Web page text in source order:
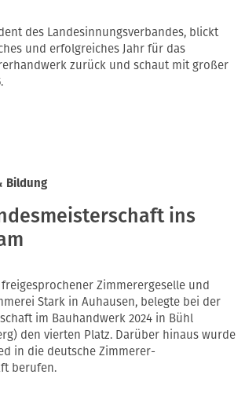
des Landesinnungsverbandes, blickt
und erfolgreiches Jahr für das
zurück und schaut mit großer
Bildung
ins
freigesprochener Zimmerergeselle und
Stark in Auhausen, belegte bei der
im Bauhandwerk 2024 in Bühl
den vierten Platz. Darüber hinaus wurde
in die deutsche Zimmerer-
berufen.